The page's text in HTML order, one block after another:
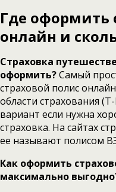
Где оформить
онлайн и
Страховка
оформить?Самый
страховой полис
области страхования
вариант если нужна
страховка. На сайтах
ее называют полисом
Как оформить
максимально